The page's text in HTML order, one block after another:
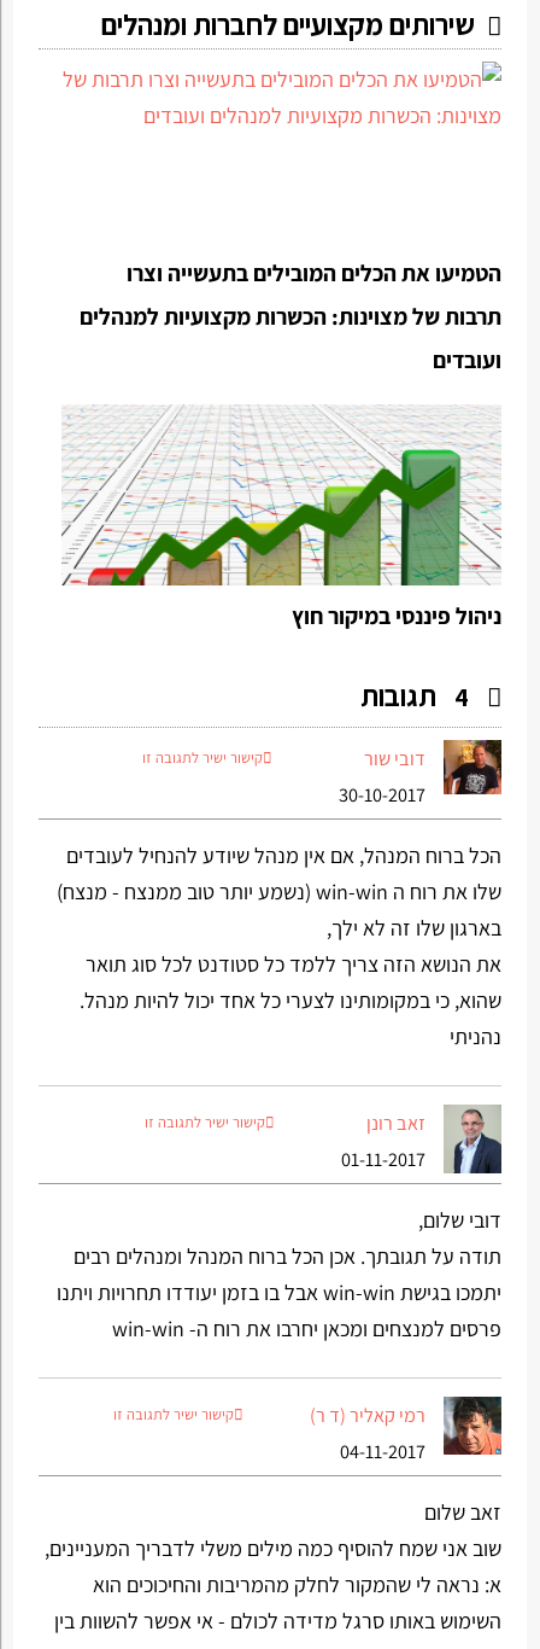
שירותים מקצועיים לחברות ומנהלים
הטמיעו את הכלים המובילים בתעשייה וצרו
תרבות של מצוינות: הכשרות מקצועיות למנהלים
ועובדים
ניהול פיננסי במיקור חוץ
4 תגובות
דובי שור
30-10-2017
קישור ישיר לתגובה זו
הכל ברוח המנהל, אם אין מנהל שיודע להנחיל לעובדים
שלו את רוח ה win-win (נשמע יותר טוב ממנצח - מנצח)
בארגון שלו זה לא ילך,
את הנושא הזה צריך ללמד כל סטודנט לכל סוג תואר
שהוא, כי במקומותינו לצערי כל אחד יכול להיות מנהל.
נהניתי
זאב רונן
01-11-2017
קישור ישיר לתגובה זו
דובי שלום,
תודה על תגובתך. אכן הכל ברוח המנהל ומנהלים רבים
יתמכו בגישת win-win אבל בו בזמן יעודדו תחרויות ויתנו
פרסים למנצחים ומכאן יחרבו את רוח ה- win-win
רמי קאליר (ד ר)
04-11-2017
קישור ישיר לתגובה זו
זאב שלום
שוב אני שמח להוסיף כמה מילים משלי לדבריך המעניינים,
א: נראה לי שהמקור לחלק מהמריבות והחיכוכים הוא
השימוש באותו סרגל מדידה לכולם - אי אפשר להשוות בין